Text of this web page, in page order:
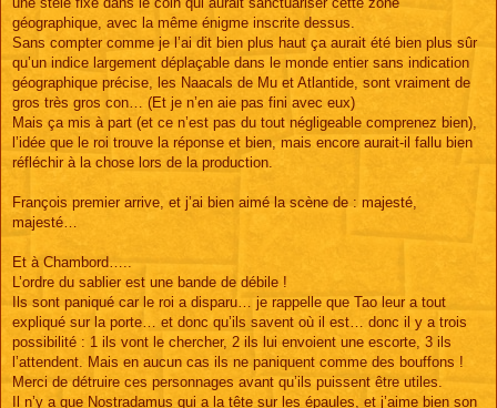
géographique, avec la même énigme inscrite dessus.
Sans compter comme je l’ai dit bien plus haut ça aurait été bien plus sûr
qu’un indice largement déplaçable dans le monde entier sans indication
géographique précise, les Naacals de Mu et Atlantide, sont vraiment de
gros très gros con… (Et je n’en aie pas fini avec eux)
Mais ça mis à part (et ce n’est pas du tout négligeable comprenez bien),
l’idée que le roi trouve la réponse et bien, mais encore aurait-il fallu bien
réfléchir à la chose lors de la production.
François premier arrive, et j’ai bien aimé la scène de : majesté,
majesté…
Et à Chambord…..
L’ordre du sablier est une bande de débile !
Ils sont paniqué car le roi a disparu… je rappelle que Tao leur a tout
expliqué sur la porte… et donc qu’ils savent où il est… donc il y a trois
possibilité : 1 ils vont le chercher, 2 ils lui envoient une escorte, 3 ils
l’attendent. Mais en aucun cas ils ne paniquent comme des bouffons !
Merci de détruire ces personnages avant qu’ils puissent être utiles.
Il n’y a que Nostradamus qui a la tête sur les épaules, et j’aime bien son